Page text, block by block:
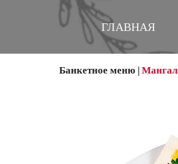
ГЛАВНАЯ
Банкетное меню | Мангал